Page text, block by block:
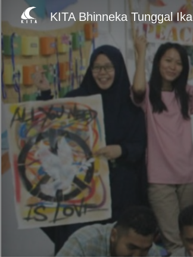
KITA Bhinneka Tunggal Ika